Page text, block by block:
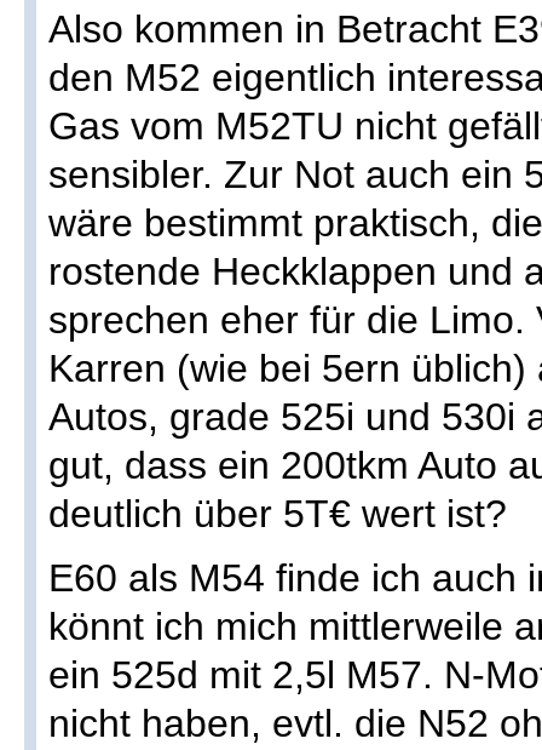
Also kommen in Betracht
den M52 eigentlich
Gas vom M52TU nicht
sensibler. Zur Not auch ein
wäre bestimmt praktisch,
rostende Heckklappen und
sprechen eher für die
Karren (wie bei 5ern
Autos, grade 525i und 530i
gut, dass ein 200tkm Auto
deutlich über 5T€ wert ist?
E60 als M54 finde ich auch
könnt ich mich mittlerweile
ein 525d mit 2,5l M57. N-
nicht haben, evtl. die N52